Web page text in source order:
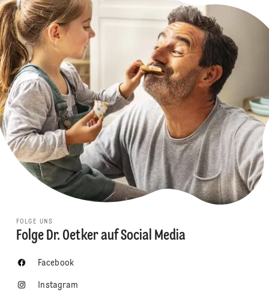
FOLGE UNS
Folge Dr. Oetker auf Social Media
Facebook
Instagram